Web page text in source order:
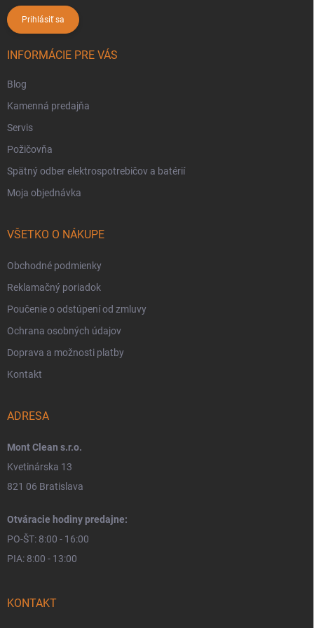
Prihlásiť sa
INFORMÁCIE PRE VÁS
Blog
Kamenná predajňa
Servis
Požičovňa
Spätný odber elektrospotrebičov a batérií
Moja objednávka
VŠETKO O NÁKUPE
Obchodné podmienky
Reklamačný poriadok
Poučenie o odstúpení od zmluvy
Ochrana osobných údajov
Doprava a možnosti platby
Kontakt
ADRESA
Mont Clean s.r.o.
Kvetinárska 13
821 06 Bratislava
Otváracie hodiny predajne:
PO-ŠT: 8:00 - 16:00
PIA: 8:00 - 13:00
KONTAKT